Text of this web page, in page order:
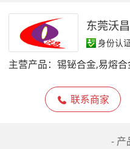
东莞沃
身份认
主营产品：
联系商家
- 产